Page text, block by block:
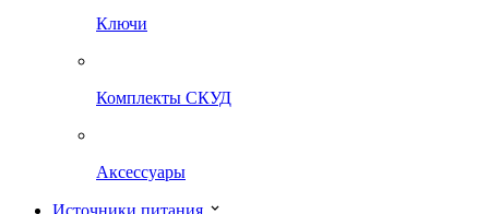
Ключи
Комплекты СКУД
Аксессуары
Источники питания